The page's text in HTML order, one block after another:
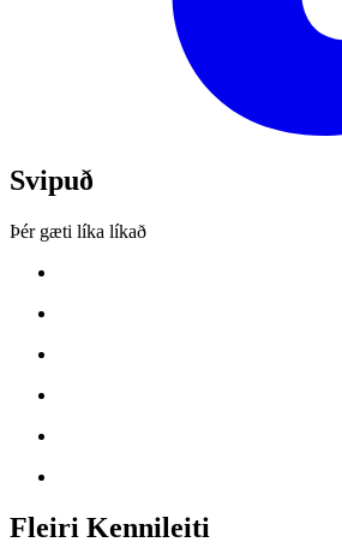
Svipuð
Þér gæti líka líkað
Fleiri Kennileiti